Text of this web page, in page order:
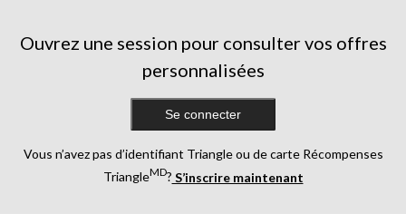
Ouvrez une session pour consulter vos offres
personnalisées
Se connecter
Vous n’avez pas d’identifiant Triangle ou de carte Récompenses
TriangleMD? S’inscrire maintenant